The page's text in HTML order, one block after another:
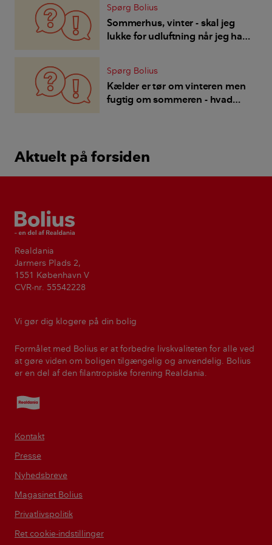
Spørg Bolius
Sommerhus, vinter - skal jeg
lukke for udluftning når jeg har
Spørg Bolius
Kælder er tør om vinteren men
fugtig om sommeren - hvad
Aktuelt på forsiden
Bolius
Realdania
Jarmers Plads 2,
1551 København V
CVR-nr. 55542228
Vi gør dig klogere på din bolig
Formålet med Bolius er at forbedre livskvaliteten for alle ved
at gøre viden om boligen tilgængelig og anvendelig. Bolius
er en del af den filantropiske forening Realdania.
Realdania
Kontakt
Presse
Nyhedsbreve
Magasinet Bolius
Privatlivspolitik
Ret cookie-indstillinger